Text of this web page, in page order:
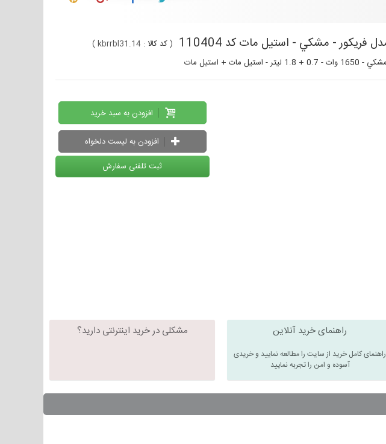
(کد کالا : kbrrbl31.14
)
افزودن به سبد خرید
افزودن به لیست دلخواه
ثبت تلفنی سفارش
راهنمای خرید آنلاین
راهنمای کامل خرید از سایت را مطالعه نمایید و خریدی
آسوده و امن را تجربه نمایید
مشکلی در خرید اینترنتی دارید؟